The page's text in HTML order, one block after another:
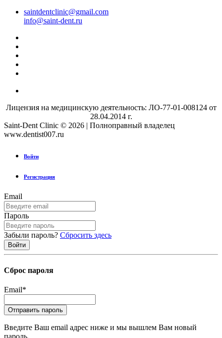
saintdentclinic@gmail.com
info@saint-dent.ru
Лицензия на медицинскую деятельность: ЛО-77-01-008124 от
28.04.2014 г.
Saint-Dent Clinic © 2026 | Полноправный владелец
www.dentist007.ru
Войти
Регистрация
Email
Пароль
Забыли пароль? Сбросить здесь
Сброс пароля
Email*
Введите Ваш email адрес ниже и мы вышлем Вам новый
пароль.